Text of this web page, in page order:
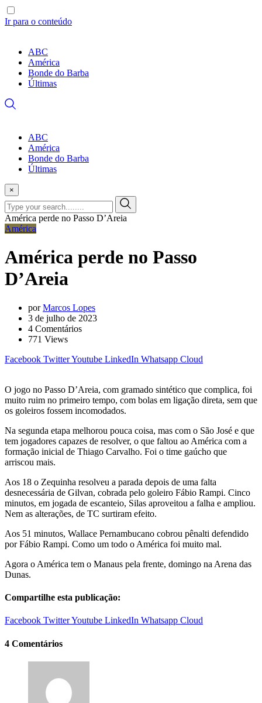
Ir para o conteúdo
ABC
América
Bonde do Barba
Últimas
ABC
América
Bonde do Barba
Últimas
×
América perde no Passo D’Areia
América
América perde no Passo
D’Areia
porMarcos Lopes
3 de julho de 2023
4 Comentários
771 Views
Facebook TwitterYoutube LinkedIn Whatsapp Cloud
O jogo no Passo D’Areia, com gramado sintético que complica, foi
muito ruim no primeiro tempo, com bolas em ligação direta, sem que
os goleiros fossem incomodados.
Na segunda etapa melhorou pouca coisa, mas com o São José e que
tem jogadores capazes de resolver, o que faltou ao América com a
formação inicial de Thiago Carvalho. Foi o time gaúcho que
arriscou mais.
Aos 18 o Zequinha resolveu a parada depois de uma falta
desnecessária de Gilvan, cobrada pelo goleiro Fábio Rampi. Cinco
minutos, em jogada de escanteio, Silas aproveitou a falha e ampliou.
Nem as alterações, de TC surtiram efeito.
Aos 51 minutos, Wallace Pernambucano cobrou pênalti defendido
por Fábio Rampi. Como um todo o América foi muito mal.
Agora o América tem o Manaus pela frente, domingo na Arena das
Dunas.
Compartilhe esta publicação:
Facebook TwitterYoutube LinkedIn Whatsapp Cloud
4 Comentários